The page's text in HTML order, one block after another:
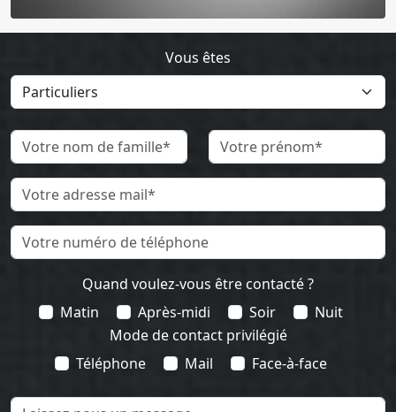
Vous êtes
Quand voulez-vous être contacté ?
Matin
Après-midi Soir
Nuit
Mode de contact privilégié
Téléphone
Mail Face-à-face